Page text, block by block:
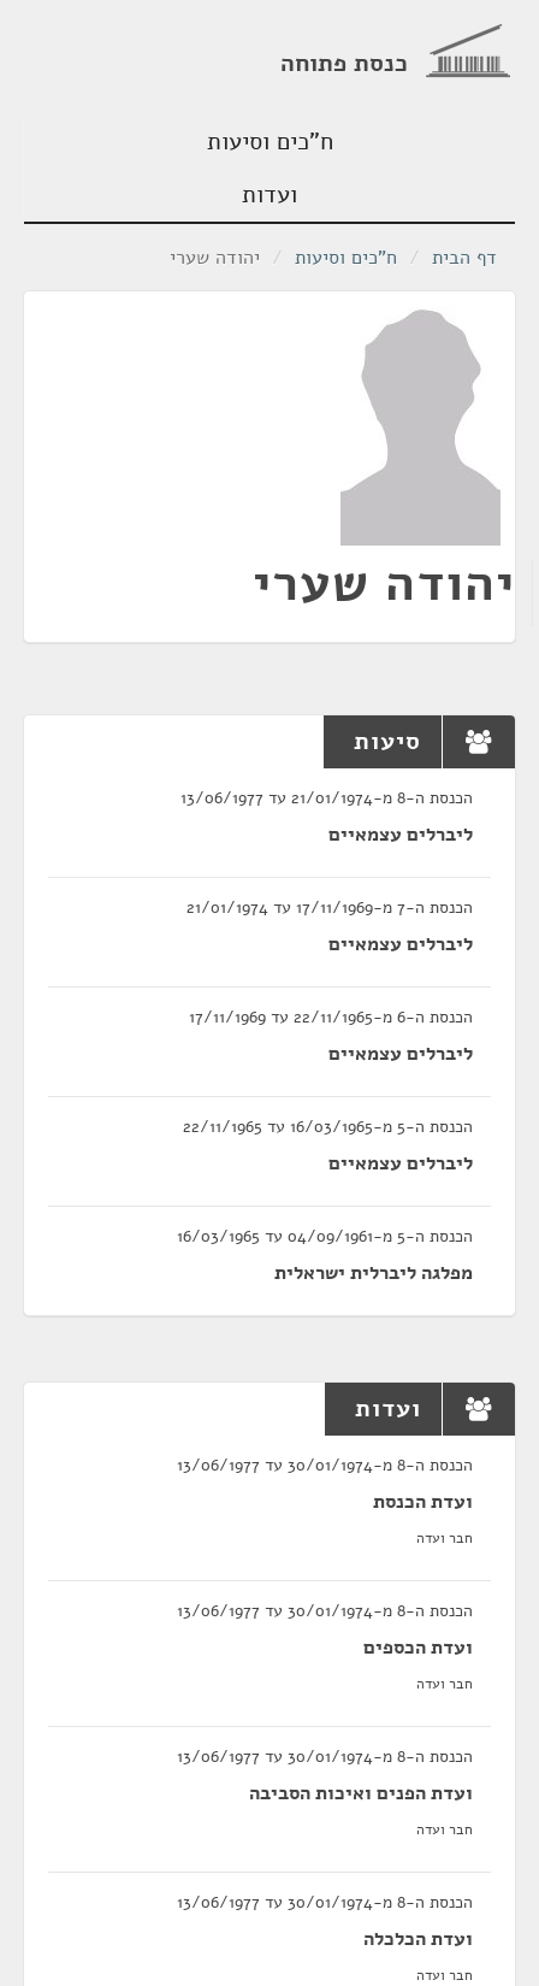
כנסת פתוחה
ח"כים וסיעות
ועדות
דף הבית / ח"כים וסיעות / יהודה שערי
יהודה שערי
סיעות
הכנסת ה-8 מ-21/01/1974 עד 13/06/1977
ליברלים עצמאיים
הכנסת ה-7 מ-17/11/1969 עד 21/01/1974
ליברלים עצמאיים
הכנסת ה-6 מ-22/11/1965 עד 17/11/1969
ליברלים עצמאיים
הכנסת ה-5 מ-16/03/1965 עד 22/11/1965
ליברלים עצמאיים
הכנסת ה-5 מ-04/09/1961 עד 16/03/1965
מפלגה ליברלית ישראלית
ועדות
הכנסת ה-8 מ-30/01/1974 עד 13/06/1977
ועדת הכנסת
חבר ועדה
הכנסת ה-8 מ-30/01/1974 עד 13/06/1977
ועדת הכספים
חבר ועדה
הכנסת ה-8 מ-30/01/1974 עד 13/06/1977
ועדת הפנים ואיכות הסביבה
חבר ועדה
הכנסת ה-8 מ-30/01/1974 עד 13/06/1977
ועדת הכלכלה
חבר ועדה